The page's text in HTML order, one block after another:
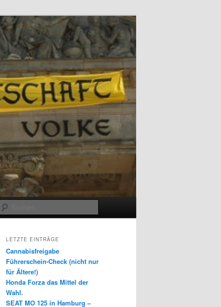
LETZTE EINTRÄGE
Cannabisfreigabe
Führerschein-Check (nicht nur
für Ältere!)
Honda Forza das Mittel der
Wahl.
SEAT MO 125 in Hamburg –